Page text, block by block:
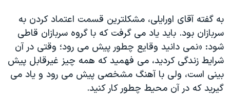
به گفته آقای اورایلی، مشکلترین قسمت اعتماد کردن به
سربازان بود. باید یاد می گرفت که با گروه سربازان قاطی
شود: «نمی دانید وقایع چطور پیش می رود؛ وقتی در آن
شرایط زندگی کردید، می فهمید که همه چیز غیرقابل پیش
بینی است، ولی با آهنگ مشخصی پیش می رود و یاد می
گیرید که در آن محیط چطور کار کنید.